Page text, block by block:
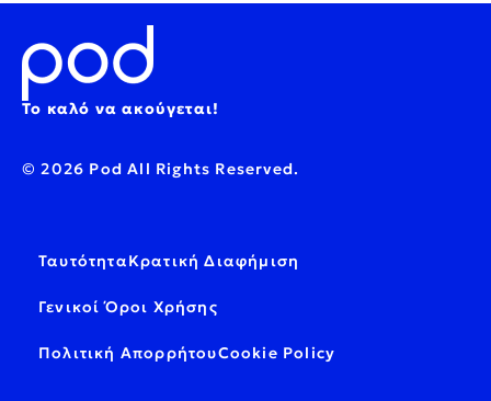
Το καλό να ακούγεται!
© 2026 Pod All Rights Reserved.
ΤαυτότηταΚρατική Διαφήμιση
Γενικοί Όροι Χρήσης
Πολιτική ΑπορρήτουCookie Policy